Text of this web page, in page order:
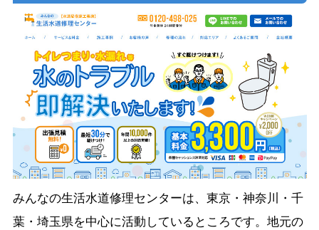
みんなの生活水道修理センターは、東京・神奈川・千
葉・埼玉県を中心に活動しているところです。地元の